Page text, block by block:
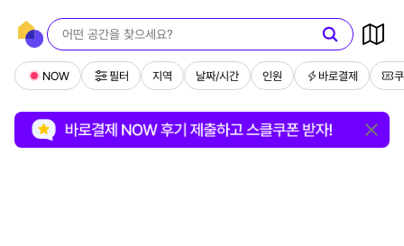
NOW 필터 지역 날짜/시간 인원 바로결제